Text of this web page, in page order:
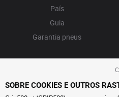
País
Guia
Garantia pneus
SOBRE COOKIES E OUTROS